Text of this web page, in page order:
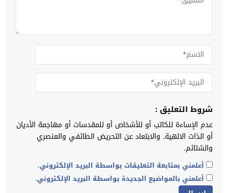
شروط التعليق :
عدم الإساءة للكاتب أو للأشخاص أو للمقدسات أو مهاجمة الأديان
أو الذات الالهية. والابتعاد عن التحريض الطائفي والعنصري
والشتائم.
أعلمني بمتابعة التعليقات بواسطة البريد الإلكتروني.
أعلمني بالمواضيع الجديدة بواسطة البريد الإلكتروني.